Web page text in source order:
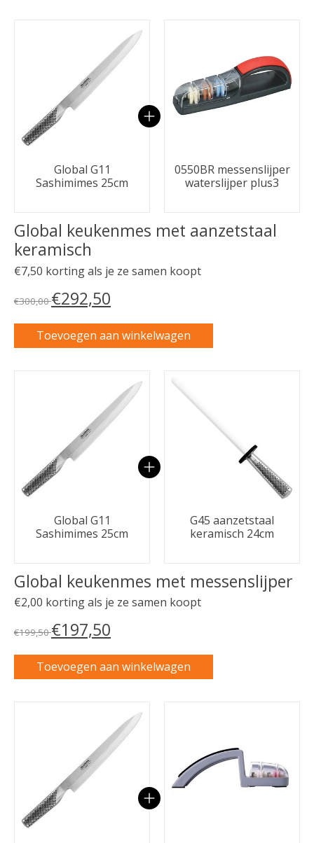
Carrousel van gebundelde producten
Global G11
Sashimimes 25cm
0550BR messenslijper
waterslijper plus3
Global keukenmes met aanzetstaal
keramisch
€7,50 korting als je ze samen koopt
€300,00€292,50
Toevoegen aan winkelwagen
Carrousel van gebundelde producten
Global G11
Sashimimes 25cm
G45 aanzetstaal
keramisch 24cm
Global keukenmes met messenslijper
€2,00 korting als je ze samen koopt
€199,50€197,50
Toevoegen aan winkelwagen
Carrousel van gebundelde producten